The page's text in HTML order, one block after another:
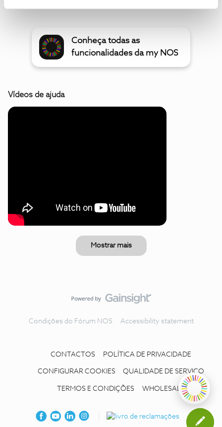
Conheça todas as
funcionalidades da my NOS
Vídeos de ajuda
Mostrar mais
Condições do Fórum NOS Accessibility statement
CONTACTOS POLÍTICA DE PRIVACIDADE
CONFIGURAR COOKIES QUALIDADE DE SERVIÇO
TERMOS E CONDIÇÕES WHOLESALE